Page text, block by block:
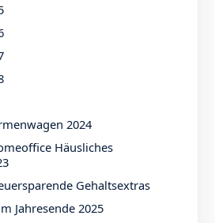
2024
Häusliches
Gehaltsextras
Jahresende 2025